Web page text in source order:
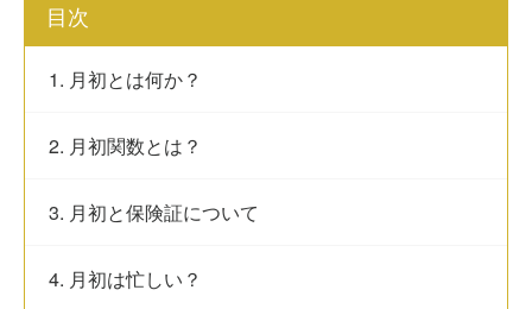
目次
1. 月初とは何か？
2. 月初関数とは？
3. 月初と保険証について
4. 月初は忙しい？